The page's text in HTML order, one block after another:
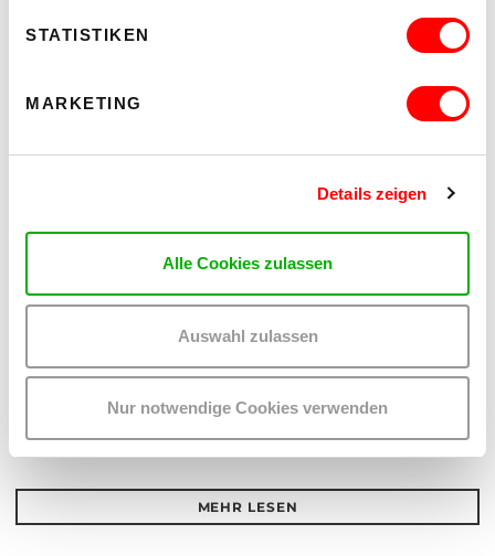
STATISTIKEN
MARKETING
Details zeigen
Alle Cookies zulassen
Auswahl zulassen
Nur notwendige Cookies verwenden
PLATZKONZERTE 2026
Hof
MEHR LESEN